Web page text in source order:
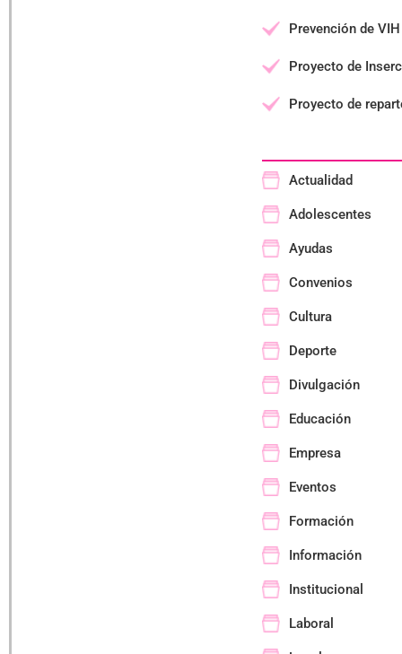
Prevención de
Proyecto de
Proyecto de
Actualidad
Adolescentes
Ayudas
Convenios
Cultura
Deporte
Divulgación
Educación
Empresa
Eventos
Formación
Información
Institucional
Laboral